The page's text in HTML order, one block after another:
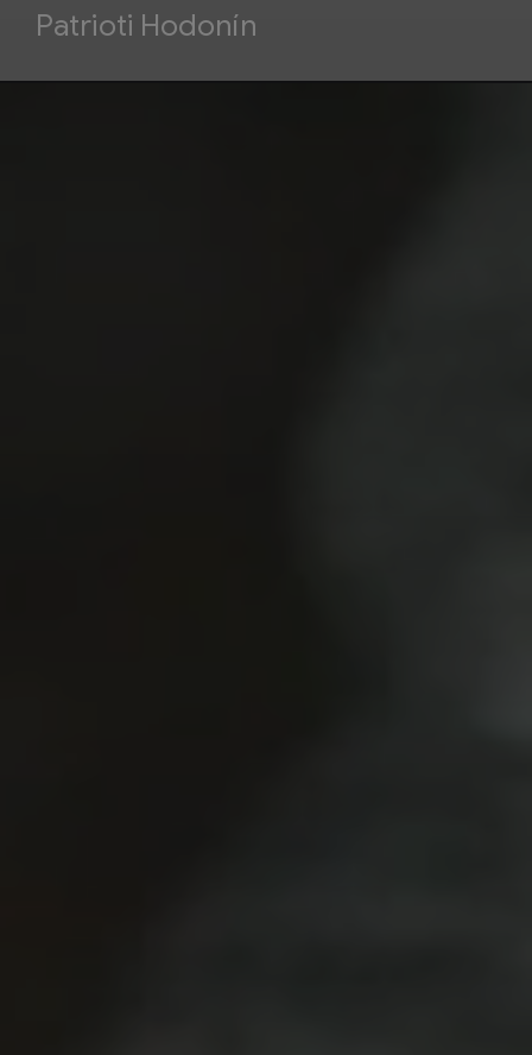
Patrioti Hodonín